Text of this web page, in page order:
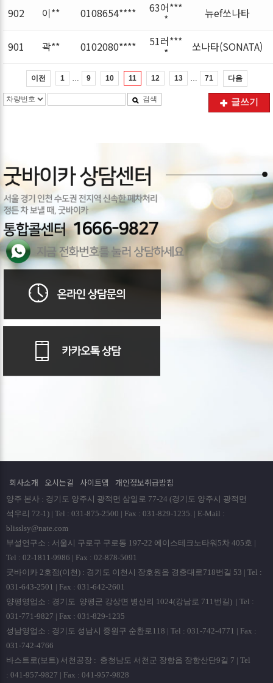
902 이** 0108654**** 63어***
* 뉴ef쏘나타
901 곽** 0102080**** 51러***
* 쏘나타(SONATA)
이전 1 9 10 11 12 13 71 다음
검색 글쓰기
회사소개 오시는길 사이트맵 개인정보취급방침
양주 본사 : 경기도 양주시 광적면 삼일로 77-24 (경기도 양주시 광적면
석우리 72-1) | Tel : 031-875-2500 | Fax : 031-829-1235. | E-Mail :
blisslsy@nate.com
부설연구소 : 서울시 구로구 구로동 197-22 에이스테크노타워5차 405호 |
Tel : 02-1811-9986 | Fax : 02-878-5091
굿바이카 2호점(이천) : 경기도 이천시 장호원읍 경충대로718번길 53 | Tel :
031-643-2501 | Fax : 031-642-2601
양평영업소 : 경기도 양평군 강상면 병산리 1024(강남로 711번길) | Tel :
031-771-9827 | Fax : 031-829-1235
성남영업소 : 경기도 성남시 중원구 순환로118 | Tel : 031-742-4771 | Fax :
031-742-4766
바스트로(보트) 서천공장 : 충청남도 서천군 장항읍 장항산단9길 7 | Tel
: 041-957-9827 | Fax : 041-957-9828